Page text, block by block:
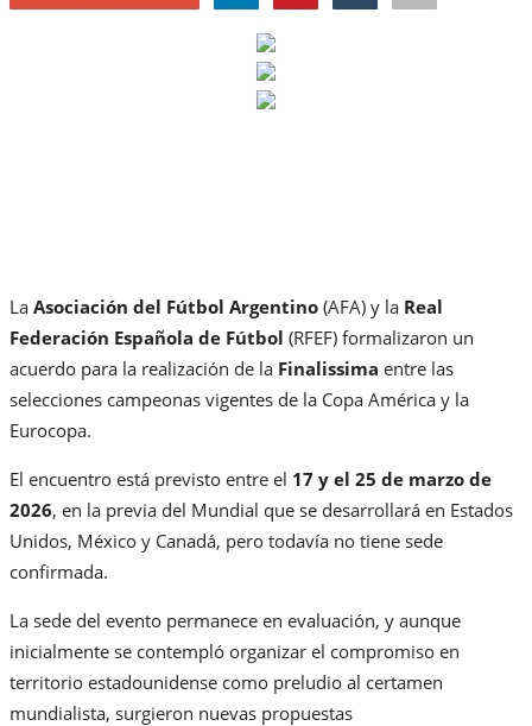
La Asociación del Fútbol Argentino (AFA) y la Real
Federación Española de Fútbol (RFEF) formalizaron un
acuerdo para la realización de la Finalissima entre las
selecciones campeonas vigentes de la Copa América y la
Eurocopa.
El encuentro está previsto entre el 17 y el 25 de marzo de
2026, en la previa del Mundial que se desarrollará en Estados
Unidos, México y Canadá, pero todavía no tiene sede
confirmada.
La sede del evento permanece en evaluación, y aunque
inicialmente se contempló organizar el compromiso en
territorio estadounidense como preludio al certamen
mundialista, surgieron nuevas propuestas